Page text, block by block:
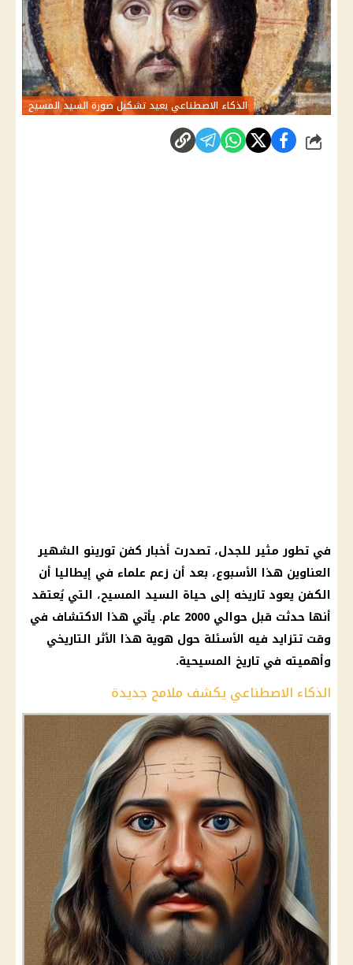
الذكاء الاصطناعي يعيد تشكيل صورة السيد المسيح
شارك
في تطور مثير للجدل، تصدرت أخباركفن تورينو الشهير
العناوين هذا الأسبوع، بعد أن زعم علماء في إيطاليا أن
الكفن يعود تاريخه إلى حياة السيد المسيح، التي يُعتقد
أنها حدثت قبل حوالي 2000 عام. يأتي هذا الاكتشاف في
وقت تتزايد فيه الأسئلة حول هوية هذا الأثر التاريخي
وأهميته في تاريخ المسيحية.
الذكاء الاصطناعي يكشف ملامح جديدة